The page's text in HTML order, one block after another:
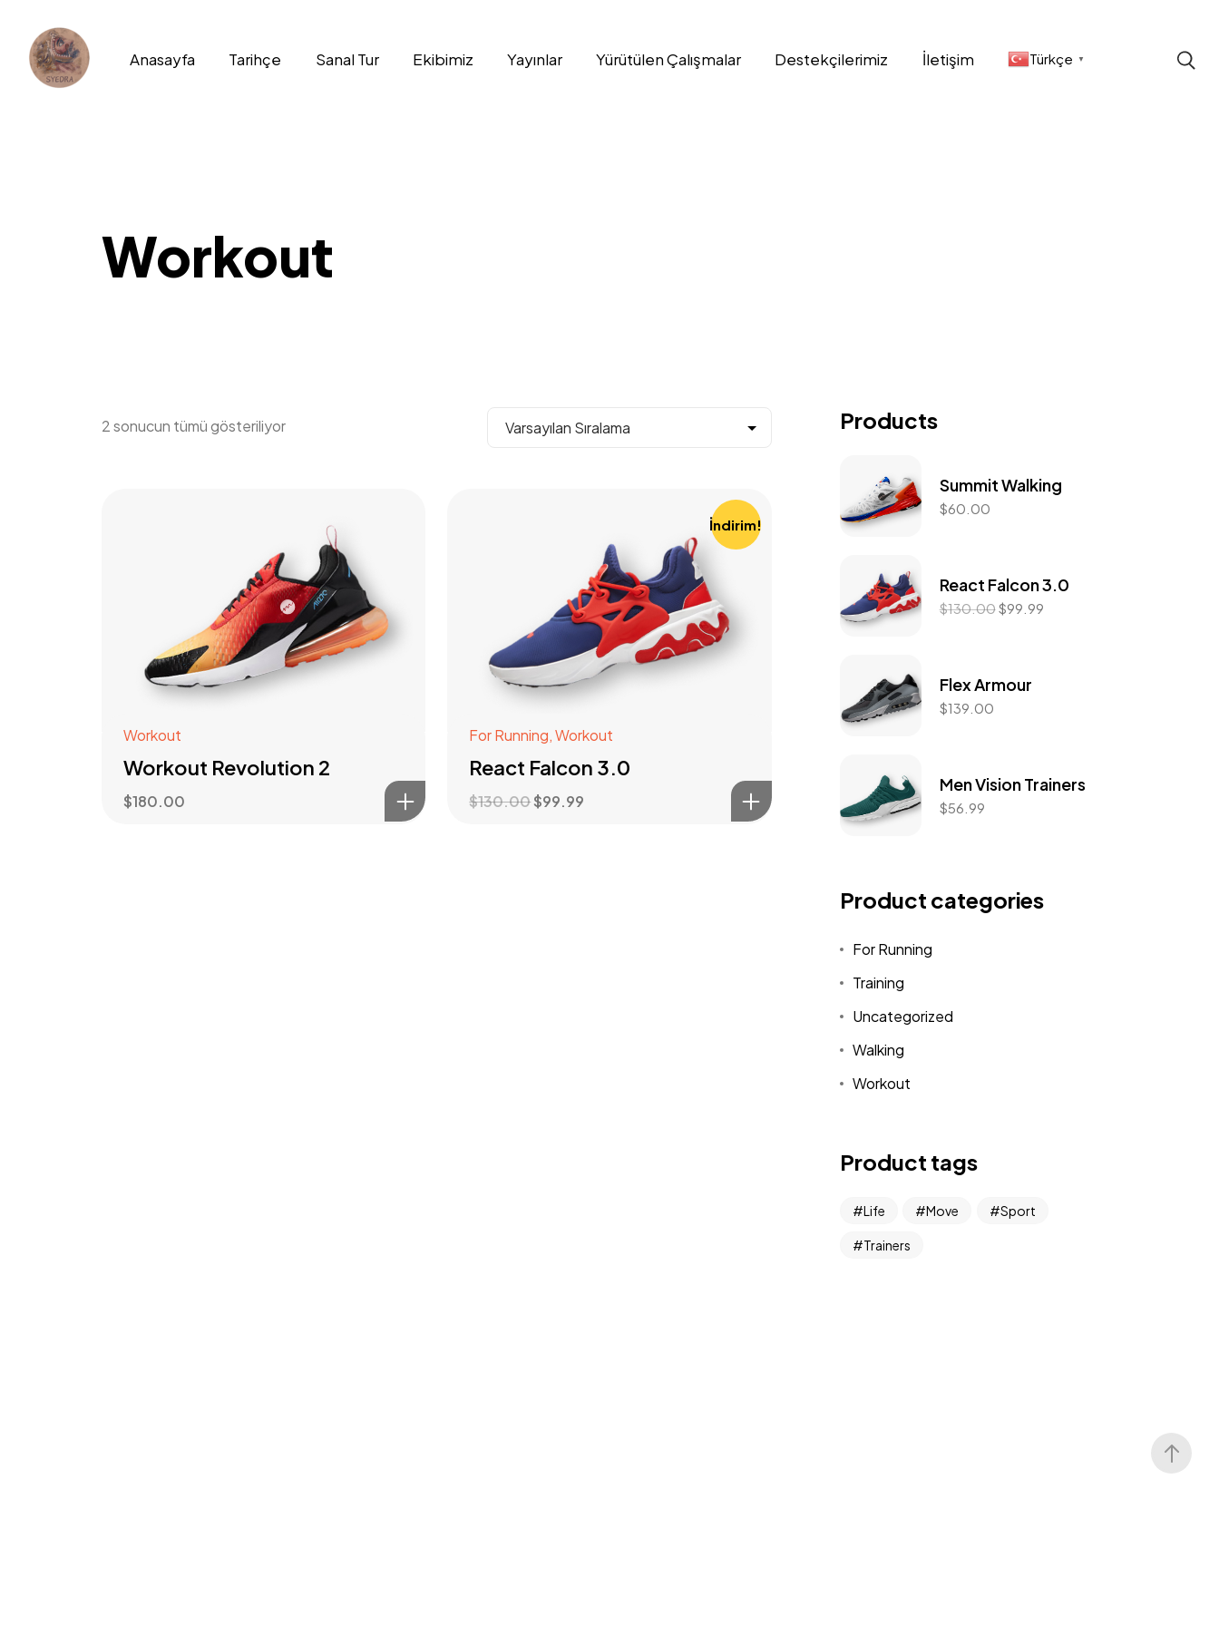
Anasayfa Tarihçe Sanal Tur Ekibimiz Yayınlar Yürütülen Çalışmalar Destekçilerimiz İletişim Türkçe ▼
Workout
2 sonucun tümü gösteriliyor
Workout
Workout Revolution 2
$180.00
İndirim!
For Running,Workout
React Falcon 3.0
$130.00$99.99
Products
Summit Walking
$60.00
React Falcon 3.0
$130.00$99.99
Flex Armour
$139.00
Men Vision Trainers
$56.99
Product categories
For Running
Training
Uncategorized
Walking
Workout
Product tags
Life Move Sport
Trainers